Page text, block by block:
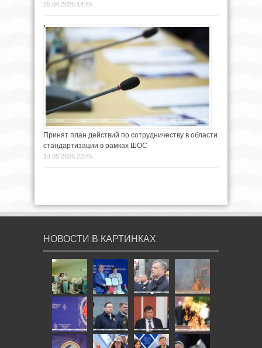
25.04.2026 14:45
Принят план действий по сотрудничеству в области
стандартизации в рамках ШОС
14.05.2026 22:45
НОВОСТИ В КАРТИНКАХ